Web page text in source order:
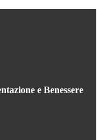
e Benessere